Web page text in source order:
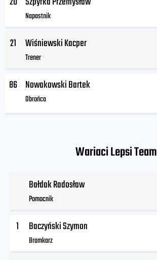
Napastnik
21 Wiśniewski Kacper
Trener
86 Nowakowski Bartek
Obrońca
Wariaci Lepsi Team
Bałdak Radosław
Pomocnik
1 Baczyński Szymon
Bramkarz